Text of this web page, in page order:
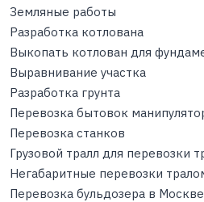
Земляные работы
Разработка котлована
Выкопать котлован для
Выравнивание участка
Разработка грунта
Перевозка бытовок
Перевозка станков
Грузовой тралл для перевозки
Негабаритные перевозки
Перевозка бульдозера в Москве